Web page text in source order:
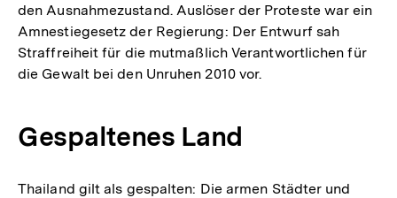
den Ausnahmezustand. Auslöser der Proteste war ein
Amnestiegesetz der Regierung: Der Entwurf sah
Straffreiheit für die mutmaßlich Verantwortlichen für
die Gewalt bei den Unruhen 2010 vor.
Gespaltenes Land
Thailand gilt als gespalten: Die armen Städter und